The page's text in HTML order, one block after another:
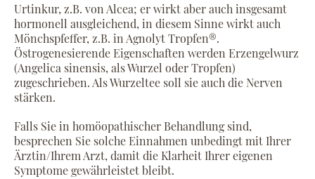
Urtinkur, z.B. von Alcea; er wirkt aber auch insgesamt
hormonell ausgleichend, in diesem Sinne wirkt auch
Mönchspfeffer, z.B. in Agnolyt Tropfen®.
Östrogenesierende Eigenschaften werden Erzengelwurz
(Angelica sinensis, als Wurzel oder Tropfen)
zugeschrieben. Als Wurzeltee soll sie auch die Nerven
stärken.
Falls Sie in homöopathischer Behandlung sind,
besprechen Sie solche Einnahmen unbedingt mit Ihrer
Ärztin/Ihrem Arzt, damit die Klarheit Ihrer eigenen
Symptome gewährleistet bleibt.